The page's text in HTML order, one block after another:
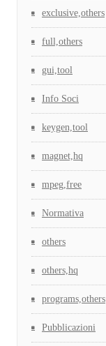
exclusive,others
full,others
gui,tool
Info Soci
keygen,tool
magnet,hq
mpeg,free
Normativa
others
others,hq
programs,others
Pubblicazioni